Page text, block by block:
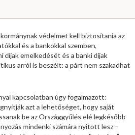
védelmet kell biztosítania az
és a bankokkal szemben,
díjak emelkedését és a banki díjak
arról is beszélt: a párt nem szakadhat
kapcsolatban úgy fogalmazott:
azt a lehetőséget, hogy saját
be az Országgyűlés elé legkésőbb
mindenki számára nyitott lesz –